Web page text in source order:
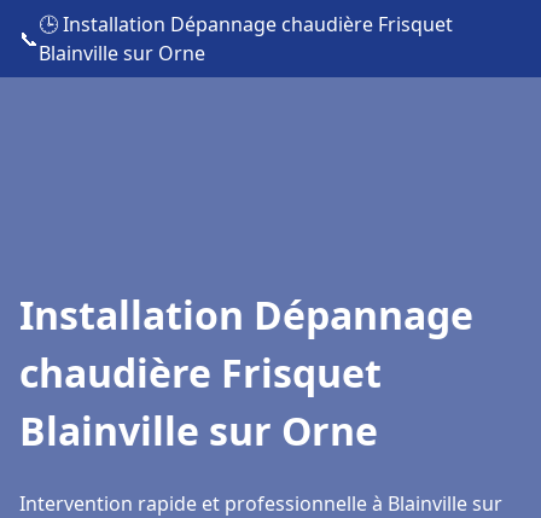
📞
🕒 Installation Dépannage chaudière Frisquet
Blainville sur Orne
Installation Dépannage
chaudière Frisquet
Blainville sur Orne
Intervention rapide et professionnelle à Blainville sur